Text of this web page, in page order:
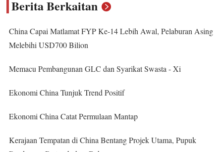
Berita Berkaitan
China Capai Matlamat FYP Ke-14 Lebih Awal, Pelaburan Asing
Melebihi USD700 Bilion
Memacu Pembangunan GLC dan Syarikat Swasta - Xi
Ekonomi China Tunjuk Trend Positif
Ekonomi China Catat Permulaan Mantap
Kerajaan Tempatan di China Bentang Projek Utama, Pupuk